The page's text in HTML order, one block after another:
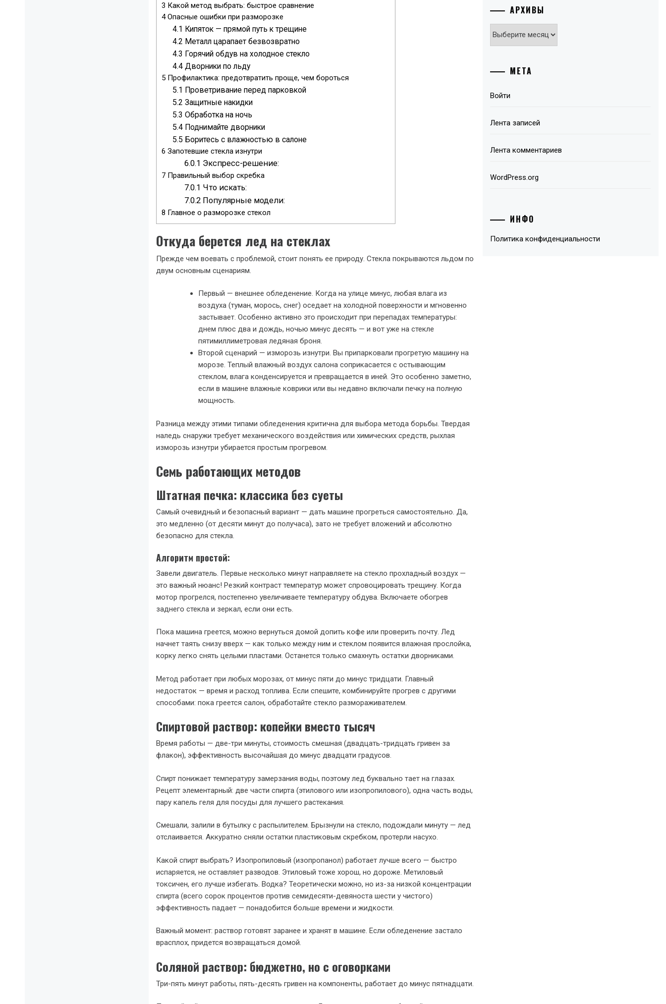
3 Какой метод выбрать: быстрое сравнение
4Опасные ошибки при разморозке
4.1 Кипяток — прямой путь к трещине
4.2 Металл царапает безвозвратно
4.3 Горячий обдув на холодное стекло
4.4 Дворники по льду
5 Профилактика: предотвратить проще, чем бороться
5.1 Проветривание перед парковкой
5.2 Защитные накидки
5.3 Обработка на ночь
5.4 Поднимайте дворники
5.5 Боритесь с влажностью в салоне
6 Запотевшие стекла изнутри
6.0.1 Экспресс-решение:
7 Правильный выбор скребка
7.0.1 Что искать:
7.0.2 Популярные модели:
8 Главное о разморозке стекол
Откуда берется лед на стеклах
Прежде чем воевать с проблемой, стоит понять ее природу. Стекла покрываются льдом по
двум основным сценариям.
Первый — внешнее обледенение. Когда на улице минус, любая влага из
воздуха (туман, морось, снег) оседает на холодной поверхности и мгновенно
застывает. Особенно активно это происходит при перепадах температуры:
днем плюс два и дождь, ночью минус десять — и вот уже на стекле
пятимиллиметровая ледяная броня.
Второй сценарий — изморозь изнутри. Вы припарковали прогретую машину на
морозе. Теплый влажный воздух салона соприкасается с остывающим
стеклом, влага конденсируется и превращается в иней. Это особенно заметно,
если в машине влажные коврики или вы недавно включали печку на полную
мощность.
Разница между этими типами обледенения критична для выбора метода борьбы. Твердая
наледь снаружи требует механического воздействия или химических средств, рыхлая
изморозь изнутри убирается простым прогревом.
Семь работающих методов
Штатная печка: классика без суеты
Самый очевидный и безопасный вариант — дать машине прогреться самостоятельно. Да,
это медленно (от десяти минут до получаса), зато не требует вложений и абсолютно
безопасно для стекла.
Алгоритм простой:
Завели двигатель. Первые несколько минут направляете на стекло прохладный воздух —
это важный нюанс! Резкий контраст температур может спровоцировать трещину. Когда
мотор прогрелся, постепенно увеличиваете температуру обдува. Включаете обогрев
заднего стекла и зеркал, если они есть.
Пока машина греется, можно вернуться домой допить кофе или проверить почту. Лед
начнет таять снизу вверх — как только между ним и стеклом появится влажная прослойка,
корку легко снять целыми пластами. Останется только смахнуть остатки дворниками.
Метод работает при любых морозах, от минус пяти до минус тридцати. Главный
недостаток — время и расход топлива. Если спешите, комбинируйте прогрев с другими
способами: пока греется салон, обработайте стекло размораживателем.
Спиртовой раствор: копейки вместо тысяч
Время работы — две-три минуты, стоимость смешная (двадцать-тридцать гривен за
флакон), эффективность высочайшая до минус двадцати градусов.
Спирт понижает температуру замерзания воды, поэтому лед буквально тает на глазах.
Рецепт элементарный: две части спирта (этилового или изопропилового), одна часть воды,
пару капель геля для посуды для лучшего растекания.
Смешали, залили в бутылку с распылителем. Брызнули на стекло, подождали минуту — лед
отслаивается. Аккуратно сняли остатки пластиковым скребком, протерли насухо.
Какой спирт выбрать? Изопропиловый (изопропанол) работает лучше всего — быстро
испаряется, не оставляет разводов. Этиловый тоже хорош, но дороже. Метиловый
токсичен, его лучше избегать. Водка? Теоретически можно, но из-за низкой концентрации
спирта (всего сорок процентов против семидесяти-девяноста шести у чистого)
эффективность падает — понадобится больше времени и жидкости.
Важный момент: раствор готовят заранее и хранят в машине. Если обледенение застало
врасплох, придется возвращаться домой.
Соляной раствор: бюджетно, но с оговорками
Три-пять минут работы, пять-десять гривен на компоненты, работает до минус пятнадцати.
АРХИВЫ
Архивы
МЕТА
Войти
Лента записей
Лента комментариев
WordPress.org
ИНФО
Политика конфиденциальности